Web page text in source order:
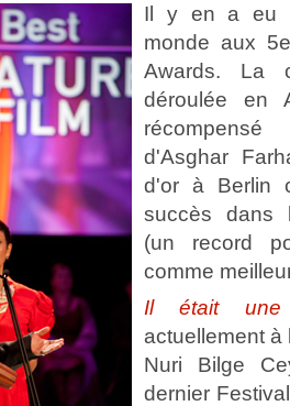
Il y en a eu
monde aux
Awards. La
déroulée en
d'Asghar
d'or à Berlin
succès dans
(un record
comme
Il était une
actuellement à
Nuri Bilge
dernier